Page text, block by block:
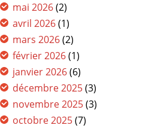
mai 2026(2)
avril 2026(1)
mars 2026(2)
février 2026(1)
janvier 2026(6)
décembre 2025(3)
novembre 2025(3)
octobre 2025(7)